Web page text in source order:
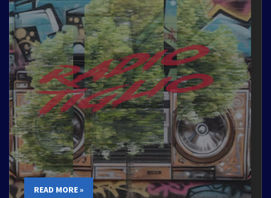
READ MORE »